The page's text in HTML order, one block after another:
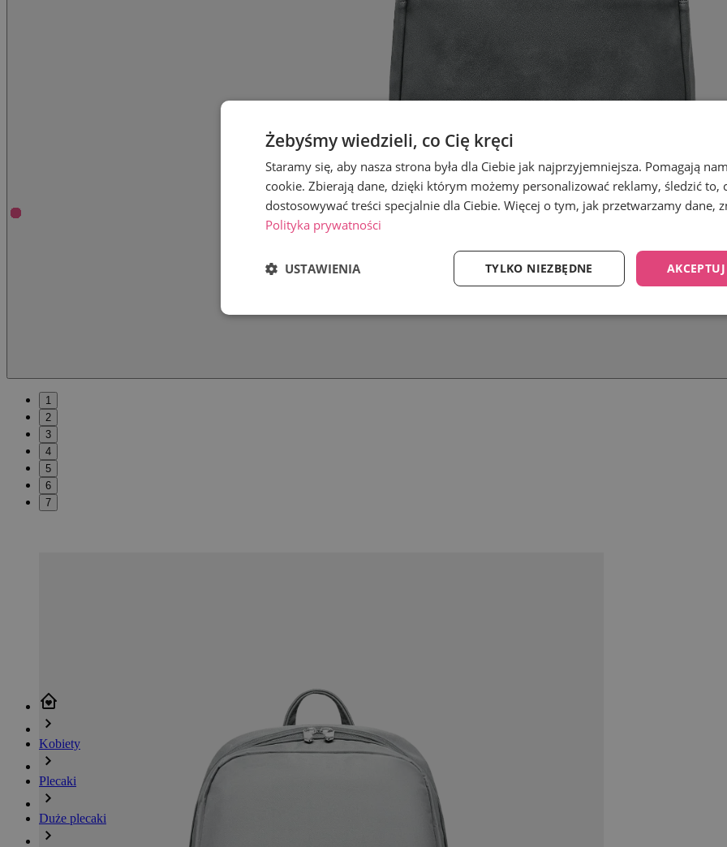
Kobiety
Plecaki
Duże plecaki
1
2
3
4
5
6
7
Żebyśmy wiedzieli, co Cię kręci
Staramy się, aby nasza strona była dla Ciebie jak najprzyjemniejsza. Pomagają
cookie. Zbierają dane, dzięki którym możemy personalizować reklamy, śledzić to,
dostosowywać treści specjalnie dla Ciebie. Więcej o tym, jak przetwarzamy dane,
Polityka prywatności
TYLKO NIEZBĘDNE
USTAWIENIA